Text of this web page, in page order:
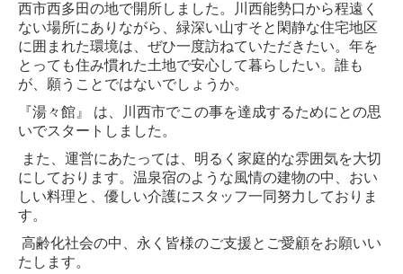
西市西多田の地で開所しました。川西能勢口から程遠く
ない場所にありながら、緑深い山すそと閑静な住宅地区
に囲まれた環境は、ぜひ一度訪ねていただきたい。年を
とっても住み慣れた土地で安心して暮らしたい。誰も
が、願うことではないでしょうか。
『湯々館』 は、川西市でこの事を達成するためにとの思
いでスタートしました。
また、運営にあたっては、明るく家庭的な雰囲気を大切
にしております。温泉宿のような風情の建物の中、おい
しい料理と、優しい介護にスタッフ一同努力しておりま
す。
高齢化社会の中、永く皆様のご支援とご愛顧をお願いい
たします。